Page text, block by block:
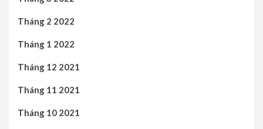
Tháng 2 2022
Tháng 1 2022
Tháng 12 2021
Tháng 11 2021
Tháng 10 2021